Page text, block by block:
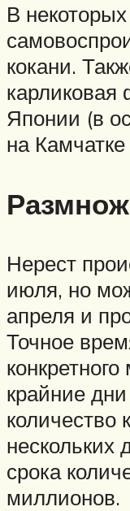
В
кокани.
карликовая
Японии (в
на
Нерест
июля, но
апреля и
Точное
крайние
количество
нескольких
срока
миллионов.